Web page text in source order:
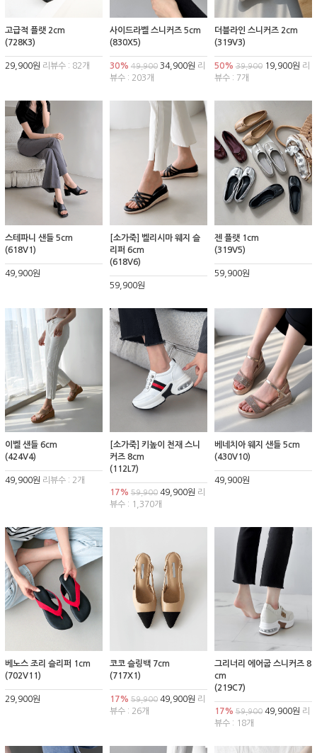
고급적 플랫 2cm
(728K3)
29,900원 리뷰수 : 82개
사이드라벨 스니커즈 5cm
(830X5)
30% 49,90034,900원 리
뷰수 : 203개
더블라인 스니커즈 2cm
(319V3)
50% 39,90019,900원 리
뷰수 : 7개
스테파니 샌들 5cm
(618V1)
49,900원
[소가죽] 벨리시마 웨지 슬
리퍼 6cm
(618V6)
59,900원
젠 플랫 1cm
(319V5)
59,900원
이벨 샌들 6cm
(424V4)
49,900원 리뷰수 : 2개
[소가죽] 키높이 천재 스니
커즈 8cm
(112L7)
17% 59,90049,900원 리
뷰수 : 1,370개
베네치아 웨지 샌들 5cm
(430V10)
49,900원
베노스 조리 슬리퍼 1cm
(702V11)
29,900원
코코 슬링백 7cm
(717X1)
17% 59,90049,900원 리
뷰수 : 26개
그리너리 에어굽 스니커즈 8
cm
(219C7)
17% 59,90049,900원 리
뷰수 : 18개